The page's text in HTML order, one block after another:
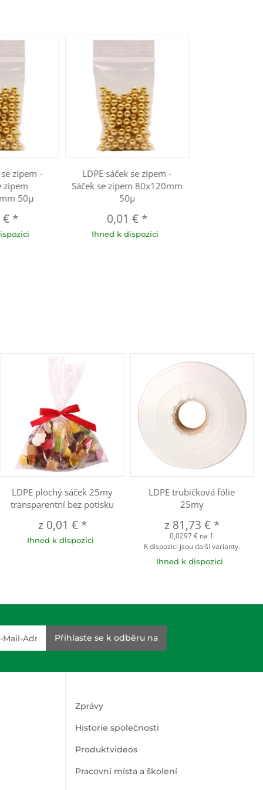
se zipem -
zipem
50µ
€ *
LDPE sáček se zipem -
Sáček se zipem 80x120mm
50µ
0,01 € *
Ihned k dispozici
LDPE plochý sáček 25my
transparentní bez potisku
z 0,01 € *
Ihned k dispozici
LDPE trubičková fólie
25my
z 81,73 € *
0,0297 € na 1
K dispozici jsou další varianty.
Ihned k dispozici
Přihlaste se k odběru na
Zprávy
Historie společnosti
Produktvideos
Pracovní místa a školení